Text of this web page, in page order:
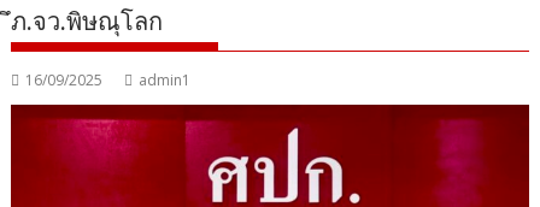
ึภ.จว.พิษณุโลก
16/09/2025 admin1